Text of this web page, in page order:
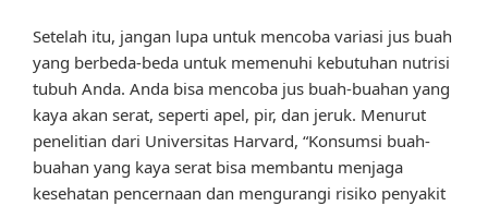
Setelah itu, jangan lupa untuk mencoba variasi jus buah
yang berbeda-beda untuk memenuhi kebutuhan nutrisi
tubuh Anda. Anda bisa mencoba jus buah-buahan yang
kaya akan serat, seperti apel, pir, dan jeruk. Menurut
penelitian dari Universitas Harvard, “Konsumsi buah-
buahan yang kaya serat bisa membantu menjaga
kesehatan pencernaan dan mengurangi risiko penyakit